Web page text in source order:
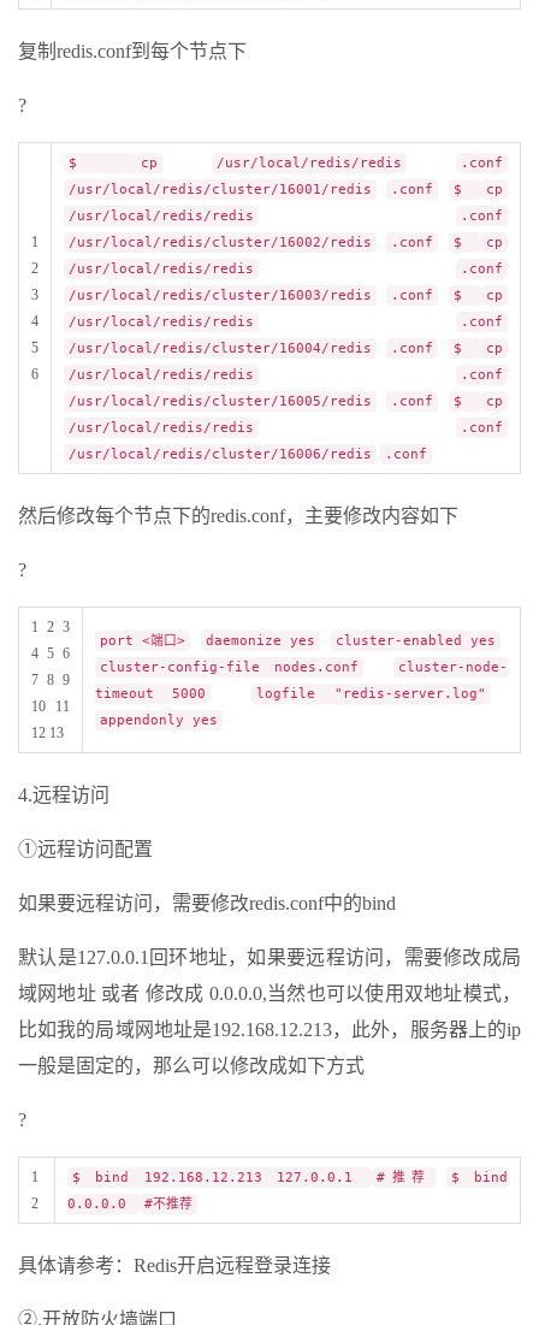
复制redis.conf到每个节点下
?
1
2
3
4
5
6
$ cp /usr/local/redis/redis
.conf
/usr/local/redis/cluster/16001/redis
.conf $
cp
/usr/local/redis/redis
.conf
/usr/local/redis/cluster/16002/redis
.conf $
cp
/usr/local/redis/redis
.conf
/usr/local/redis/cluster/16003/redis
.conf $
cp
/usr/local/redis/redis
.conf
/usr/local/redis/cluster/16004/redis
.conf $
cp
/usr/local/redis/redis
.conf
/usr/local/redis/cluster/16005/redis
.conf $
cp
/usr/local/redis/redis
.conf
/usr/local/redis/cluster/16006/redis
.conf
然后修改每个节点下的redis.conf，主要修改内容如下
?
1 2 3
4 5 6
7 8 9
10 11
12 13
port <端口> daemonize yes
cluster-enabled yes
cluster-config-file nodes.conf
cluster-node-
timeout 5000
logfile "redis-server.log"
appendonly yes
4.远程访问
①远程访问配置
如果要远程访问，需要修改redis.conf中的bind
默认是127.0.0.1回环地址，如果要远程访问，需要修改成局
域网地址 或者 修改成 0.0.0.0,当然也可以使用双地址模式，
比如我的局域网地址是192.168.12.213，此外，服务器上的ip
一般是固定的，那么可以修改成如下方式
?
1
2
$ bind 192.168.12.213 127.0.0.1 #推荐
$ bind
0.0.0.0
#不推荐
具体请参考：Redis开启远程登录连接
②.开放防火墙端口